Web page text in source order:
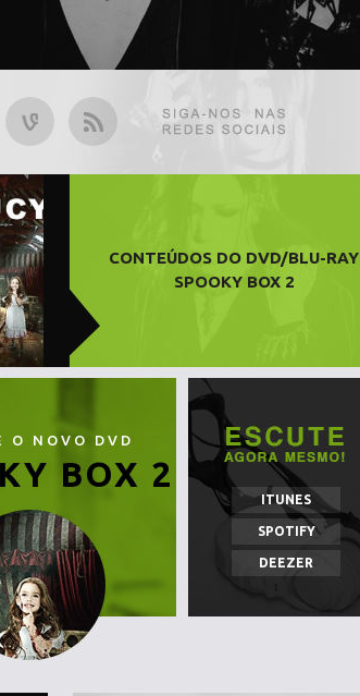
CONTEÚDOS DO DVD/BLU-RAY
SPOOKY BOX 2
O NOVO DVD
BOX 2
ITUNES
SPOTIFY
DEEZER